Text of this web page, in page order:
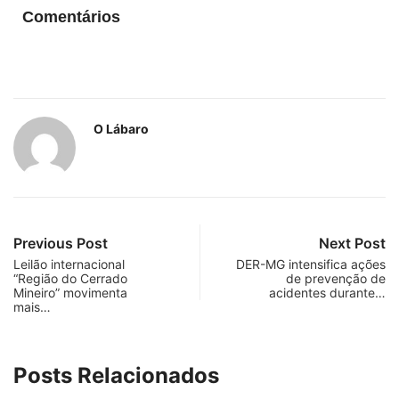
Comentários
O Lábaro
Previous Post
Leilão internacional
“Região do Cerrado
Mineiro” movimenta
mais…
Next Post
DER-MG intensifica ações
de prevenção de
acidentes durante…
Posts Relacionados